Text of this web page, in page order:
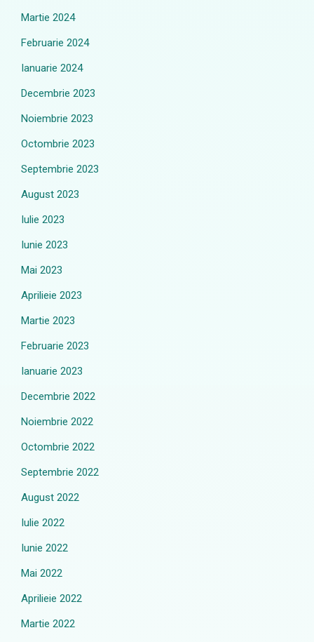
Martie 2024
Februarie 2024
Ianuarie 2024
Decembrie 2023
Noiembrie 2023
Octombrie 2023
Septembrie 2023
August 2023
Iulie 2023
Iunie 2023
Mai 2023
Aprilieie 2023
Martie 2023
Februarie 2023
Ianuarie 2023
Decembrie 2022
Noiembrie 2022
Octombrie 2022
Septembrie 2022
August 2022
Iulie 2022
Iunie 2022
Mai 2022
Aprilieie 2022
Martie 2022